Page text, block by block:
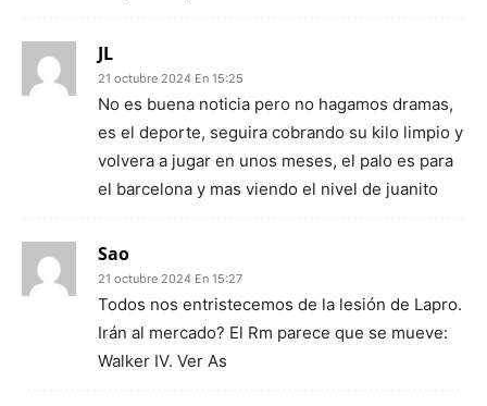
JL
21 octubre 2024 En 15:25
No es buena noticia pero no hagamos dramas,
es el deporte, seguira cobrando su kilo limpio y
volvera a jugar en unos meses, el palo es para
el barcelona y mas viendo el nivel de juanito
Sao
21 octubre 2024 En 15:27
Todos nos entristecemos de la lesión de Lapro.
Irán al mercado? El Rm parece que se mueve:
Walker IV. Ver As